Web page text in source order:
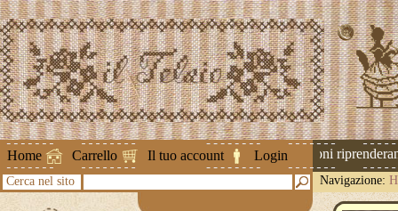
Home Carrello Il tuo account Login
Attenzione ! Le spedizioni
Cerca nel sito Navigazione: